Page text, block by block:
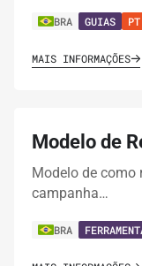
BRA GUIAS PT
MAIS INFORMAÇÕES
Modelo de
Modelo de como
campanha…
BRA